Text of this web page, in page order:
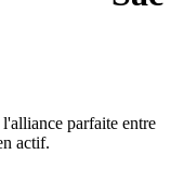
parfaite entre
actif.